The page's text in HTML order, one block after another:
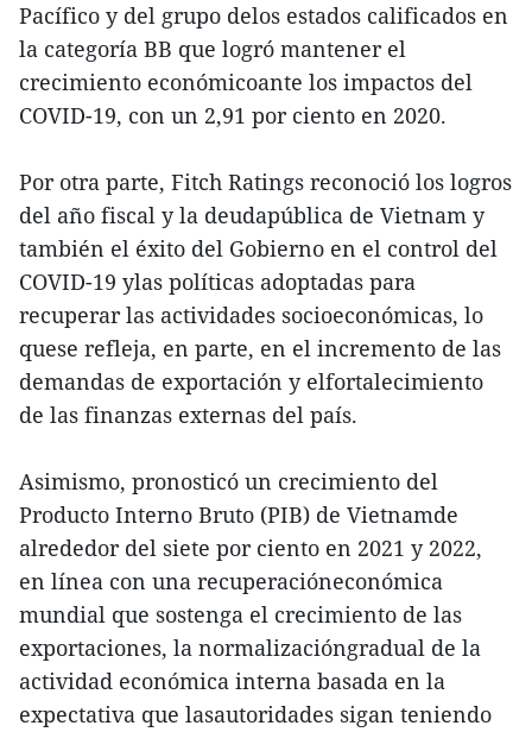
Pacífico y del grupo delos estados calificados en
la categoría BB que logró mantener el
crecimiento económicoante los impactos del
COVID-19, con un 2,91 por ciento en 2020.
Por otra parte, Fitch Ratings reconoció los logros
del año fiscal y la deudapública de Vietnam y
también el éxito del Gobierno en el control del
COVID-19 ylas políticas adoptadas para
recuperar las actividades socioeconómicas, lo
quese refleja, en parte, en el incremento de las
demandas de exportación y elfortalecimiento
de las finanzas externas del país.
Asimismo, pronosticó un crecimiento del
Producto Interno Bruto (PIB) de Vietnamde
alrededor del siete por ciento en 2021 y 2022,
en línea con una recuperacióneconómica
mundial que sostenga el crecimiento de las
exportaciones, la normalizacióngradual de la
actividad económica interna basada en la
expectativa que lasautoridades sigan teniendo